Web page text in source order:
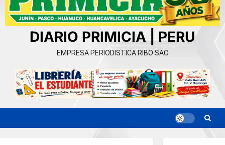
DIARIO PRIMICIA | PERU
EMPRESA PERIODISTICA RIBO SAC